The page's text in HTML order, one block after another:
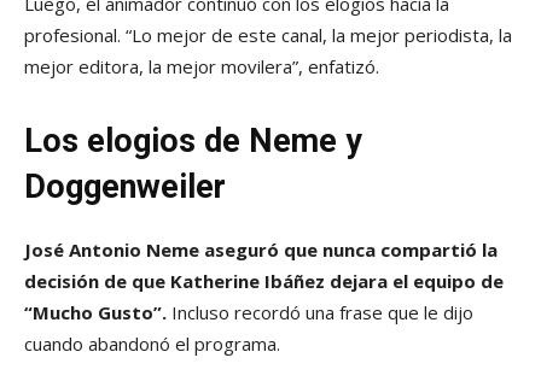
profesional. “Lo mejor de este canal, la mejor periodista, la
mejor editora, la mejor movilera”, enfatizó.
Los elogios de Neme y
Doggenweiler
José Antonio Neme aseguró que nunca compartió la
decisión de que Katherine Ibáñez dejara el equipo de
“Mucho Gusto”. Incluso recordó una frase que le dijo
cuando abandonó el programa.